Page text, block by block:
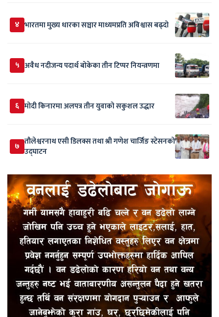
४ भारतमा मुख्य धारका सञ्चार माध्यमप्रति अविश्वास बढ्दो
५ अवैध नदीजन्य पदार्थ बोकेका तीन टिप्पर नियन्त्रणमा
६ मोदी किनारमा अलपत्र तीन युवाको सकुशल उद्धार
७ तौलेश्वरनाथ एसी डिलक्स तथा श्री गणेश चार्जिङ स्टेसनको
उद्घाटन